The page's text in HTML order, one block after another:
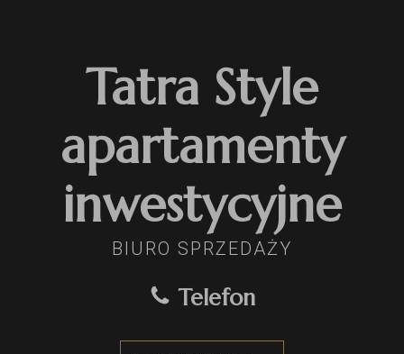
Tatra Style
apartamenty
inwestycyjne
BIURO SPRZEDAŻY
Telefon